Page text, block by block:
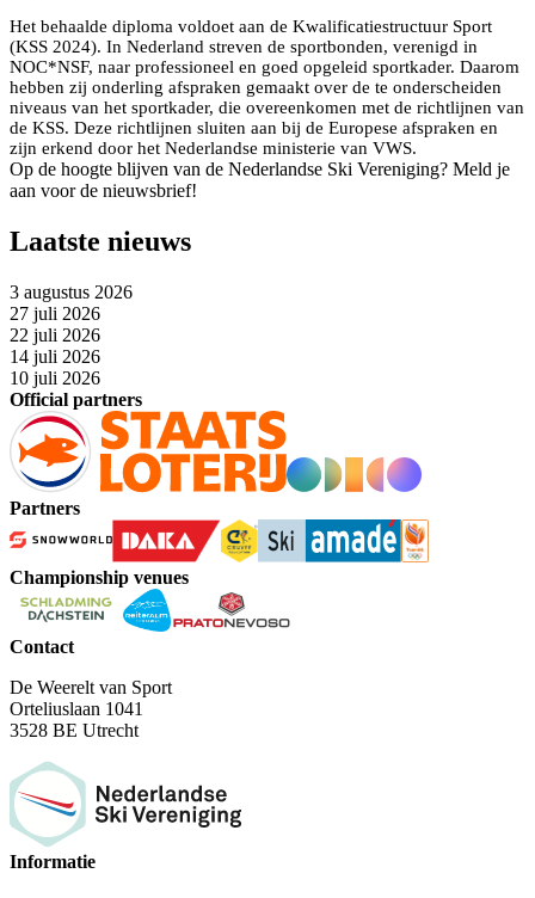
Het behaalde diploma voldoet aan de Kwalificatiestructuur Sport
(KSS 2024). In Nederland streven de sportbonden, verenigd in
NOC*NSF, naar professioneel en goed opgeleid sportkader. Daarom
hebben zij onderling afspraken gemaakt over de te onderscheiden
niveaus van het sportkader, die overeenkomen met de richtlijnen van
de KSS. Deze richtlijnen sluiten aan bij de Europese afspraken en
zijn erkend door het Nederlandse ministerie van VWS.
Op de hoogte blijven van de Nederlandse Ski Vereniging? Meld je
aan voor de nieuwsbrief!
Laatste nieuws
3 augustus 2026
27 juli 2026
22 juli 2026
14 juli 2026
10 juli 2026
Official partners
Partners
Championship venues
Contact
De Weerelt van Sport
Orteliuslaan 1041
3528 BE Utrecht
Informatie